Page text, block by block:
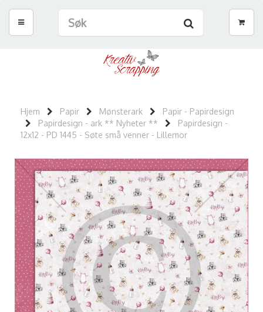
Hjem Papir Mønsterark
Papir - Papirdesign
Papirdesign - ark ** Nyheter **
Papirdesign -
12x12 - PD 1445 - Søte små venner - Lillemor